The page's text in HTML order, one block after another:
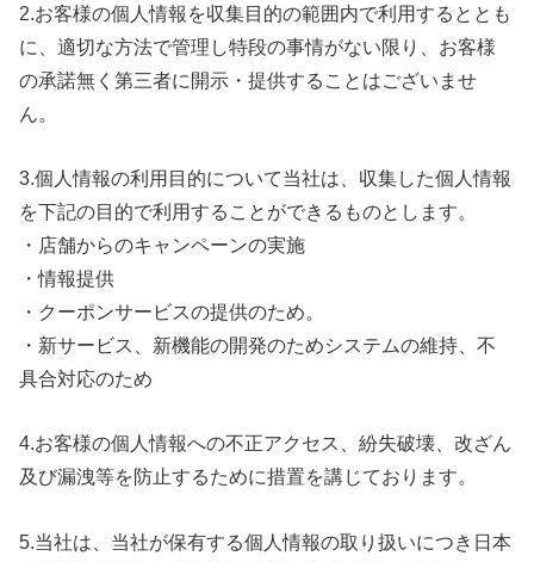
2.お客様の個人情報を収集目的の範囲内で利用するととも
に、適切な方法で管理し特段の事情がない限り、お客様
の承諾無く第三者に開示・提供することはございませ
ん。
3.個人情報の利用目的について当社は、収集した個人情報
を下記の目的で利用することができるものとします。
・店舗からのキャンペーンの実施
・情報提供
・クーポンサービスの提供のため。
・新サービス、新機能の開発のためシステムの維持、不
具合対応のため
4.お客様の個人情報への不正アクセス、紛失破壊、改ざん
及び漏洩等を防止するために措置を講じております。
5.当社は、当社が保有する個人情報の取り扱いにつき日本